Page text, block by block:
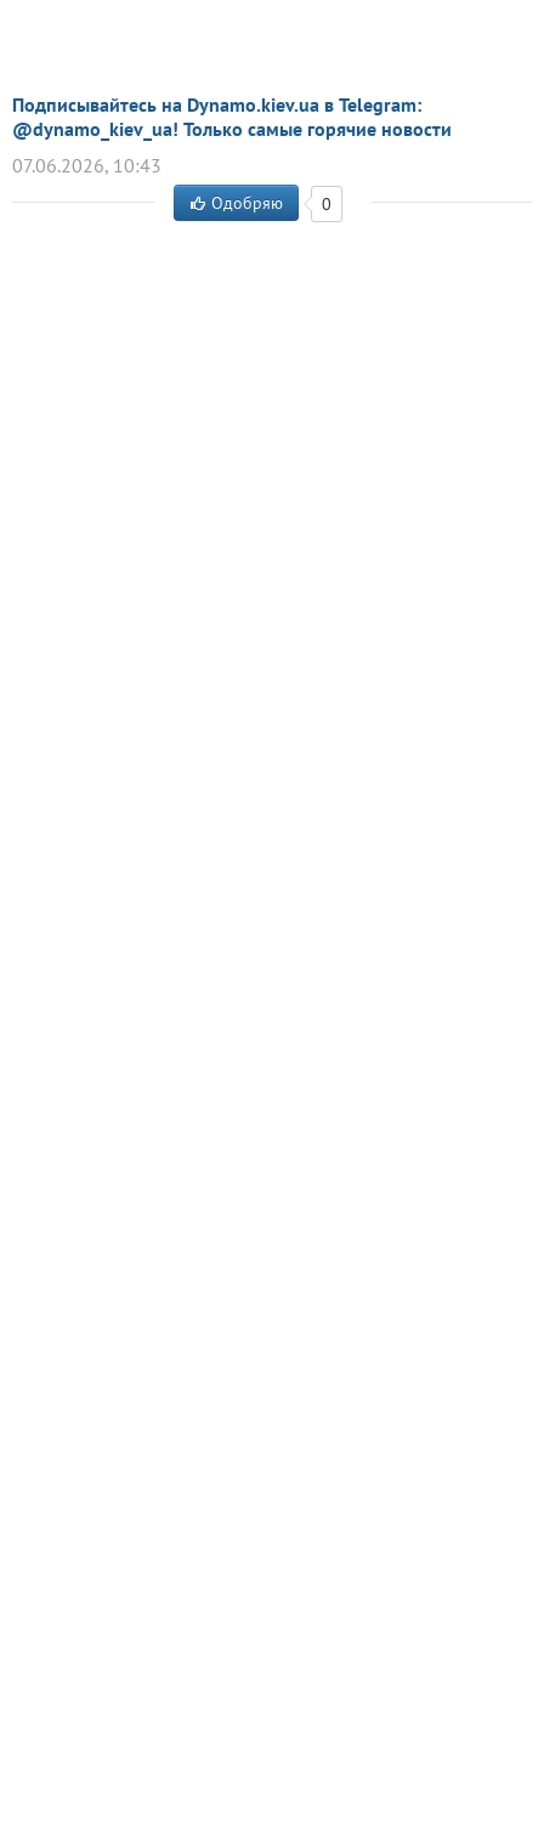
Подписывайтесь на Dynamo.kiev.ua в Telegram:
@dynamo_kiev_ua! Только самые горячие новости
07.06.2026, 10:43
Одобряю 0